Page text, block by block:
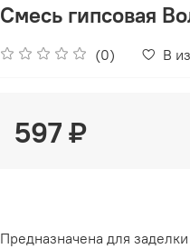
Смесь гипсовая
(0) В
597 ₽
Предназначена для